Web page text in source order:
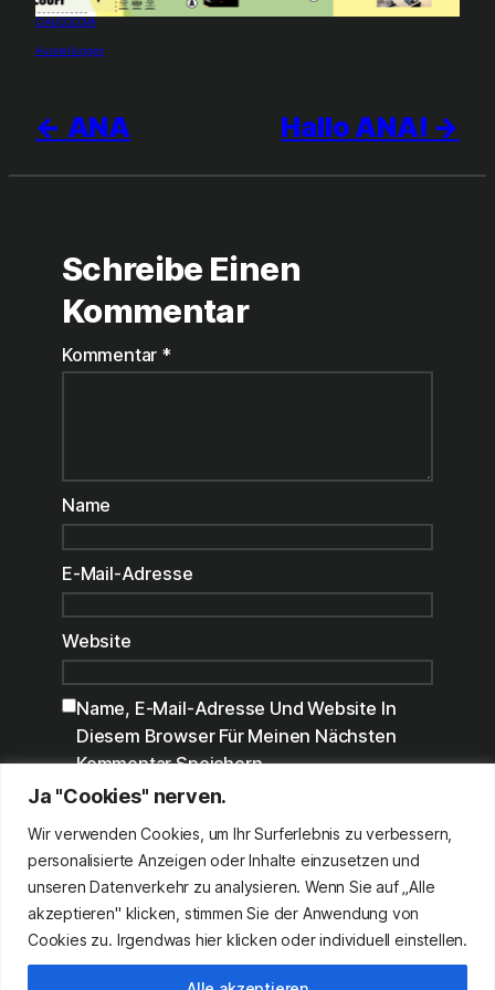
Ja "Cookies" nerven.
Wir verwenden Cookies, um Ihr Surferlebnis zu verbessern,
personalisierte Anzeigen oder Inhalte einzusetzen und
unseren Datenverkehr zu analysieren. Wenn Sie auf „Alle
akzeptieren" klicken, stimmen Sie der Anwendung von
Cookies zu. Irgendwas hier klicken oder individuell einstellen.
CIAUCOCOVA
In Bezug auf
Ausstellungen
ANA Hallo ANA!
Schreibe Einen
Kommentar
Kommentar *
Name
E-Mail-Adresse
Website
Name, E-Mail-Adresse Und Website In
Diesem Browser Für Meinen Nächsten
Kommentar Speichern.
Benachrichtige Mich Über Nachfolgende
Kommentare Via E-Mail.
Benachrichtige Mich Über Neue Beiträge
Via E-Mail.